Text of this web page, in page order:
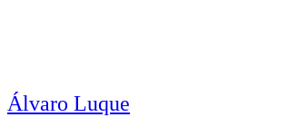
Álvaro Luque